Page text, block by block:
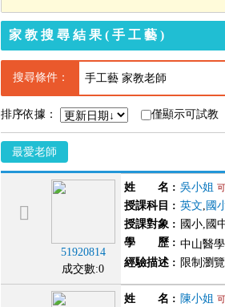
家教搜尋結果(手工藝)
搜尋條件： 手工藝 家教老師
排序依據： 僅顯示可試教
最愛老師
51920814
成交數:0
姓 名 : 吳小姐
授課科目 : 英文, 國
授課對象 : 國小,國
學 歷 : 中山醫
經驗描述 : 限制瀏
姓 名 : 陳小姐